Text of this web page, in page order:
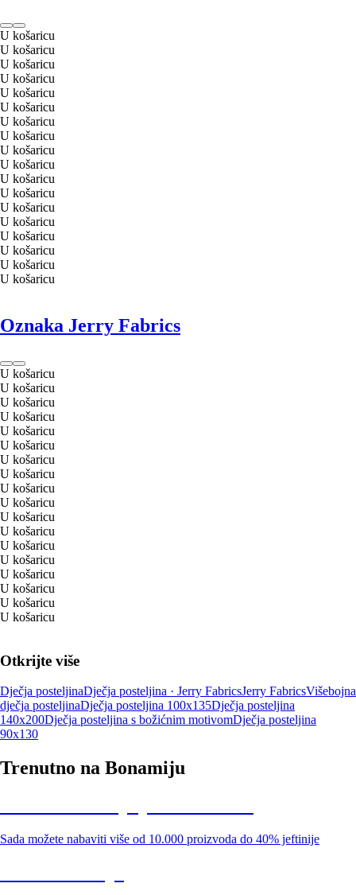
U košaricu
U košaricu
U košaricu
U košaricu
U košaricu
U košaricu
U košaricu
U košaricu
U košaricu
U košaricu
U košaricu
U košaricu
U košaricu
U košaricu
U košaricu
U košaricu
U košaricu
U košaricu
Oznaka Jerry Fabrics
U košaricu
U košaricu
U košaricu
U košaricu
U košaricu
U košaricu
U košaricu
U košaricu
U košaricu
U košaricu
U košaricu
U košaricu
U košaricu
U košaricu
U košaricu
U košaricu
U košaricu
U košaricu
Otkrijte više
Dječja posteljinaDječja posteljina · Jerry FabricsJerry FabricsVišebojna
dječja posteljinaDječja posteljina 100x135Dječja posteljina
140x200Dječja posteljina s božićnim motivomDječja posteljina
90x130
Trenutno na Bonamiju
Sada možete nabaviti više od 10.000 proizvoda do 40% jeftinije